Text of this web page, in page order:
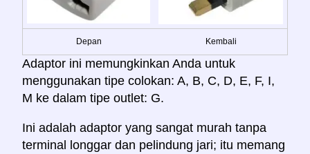
Depan Kembali
Adaptor ini memungkinkan Anda untuk
menggunakan tipe colokan: A, B, C, D, E, F, I,
M ke dalam tipe outlet: G.
Ini adalah adaptor yang sangat murah tanpa
terminal longgar dan pelindung jari; itu memang